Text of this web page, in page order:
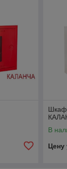
Шкаф
В
Цену